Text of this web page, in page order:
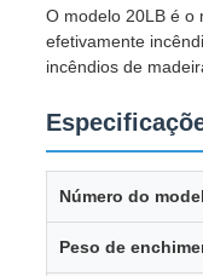
O modelo 20LB é o
efetivamente
incêndios de
Número do
Peso de